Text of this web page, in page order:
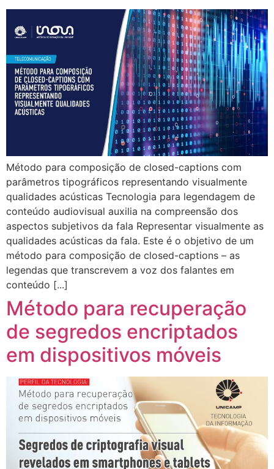
Método para composição de closed-captions com
parâmetros tipográficos representando visualmente
qualidades acústicas Tecnologia para legendagem de
conteúdo audiovisual auxilia na compreensão dos
aspectos subjetivos da fala Representar visualmente as
qualidades acústicas da fala. Este é o objetivo de um
método para composição de closed-captions – as
legendas que transcrevem a voz dos falantes em
conteúdo [...]
Método para recuperação
de segredos encriptados
em dispositivos móveis